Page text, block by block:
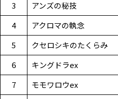
3
アンズの秘技
4
アクロマの執念
5
クセロシキのたくらみ
6
キングドラex
7
モモワロウex